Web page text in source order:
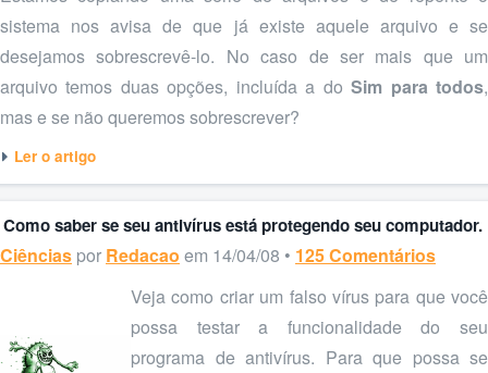
sistema nos avisa de que já existe aquele arquivo e se
desejamos sobrescrevê-lo. No caso de ser mais que um
arquivo temos duas opções, incluída a doSim para todos,
mas e se não queremos sobrescrever?
Ler o artigo
Como saber se seu antivírus está protegendo seu computador.
Ciências por Redacao em 14/04/08 • 125 Comentários
Veja como criar um falso vírus para que você
possa testar a funcionalidade do seu
programa de antivírus. Para que possa se